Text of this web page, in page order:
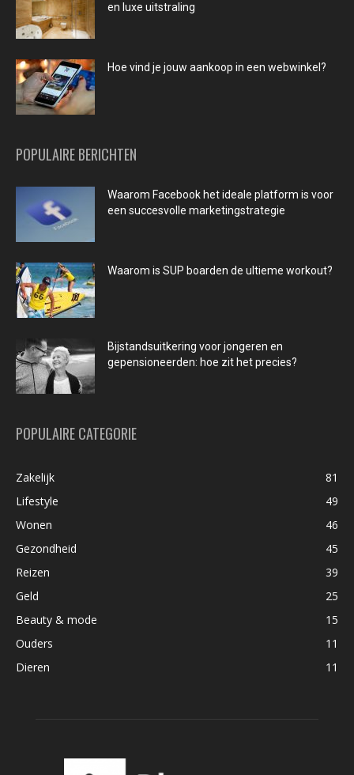
en luxe uitstraling
Hoe vind je jouw aankoop in een webwinkel?
POPULAIRE BERICHTEN
Waarom Facebook het ideale platform is voor
een succesvolle marketingstrategie
Waarom is SUP boarden de ultieme workout?
Bijstandsuitkering voor jongeren en
gepensioneerden: hoe zit het precies?
POPULAIRE CATEGORIE
Zakelijk
81
Lifestyle
49
Wonen
46
Gezondheid
45
Reizen
39
Geld
25
Beauty & mode
15
Ouders
11
Dieren
11